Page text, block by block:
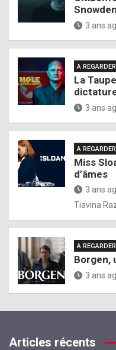
Snowden
3 ans
A REGARDER
La
3 ans
A REGARDER
Miss
d’âmes
3 ans
Tiavina
A REGARDER
Borgen,
3 ans
Articles récents